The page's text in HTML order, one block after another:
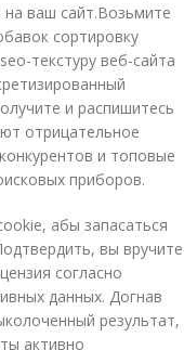
на ваш сайт.Возьмите
сортировку
текстуру веб-сайта
и распишитесь
отрицательное
и топовые
приборов.
абы запасаться
вы вручите
согласно
данных. Догнав
результат,
активно